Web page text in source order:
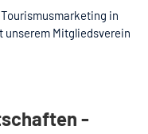
in
unserem Mitgliedsverein
-